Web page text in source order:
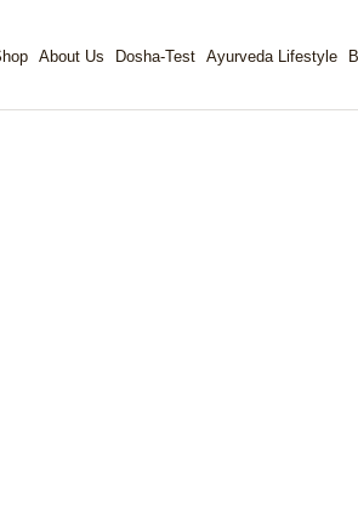
Shop About Us Dosha-Test Ayurveda Lifestyle